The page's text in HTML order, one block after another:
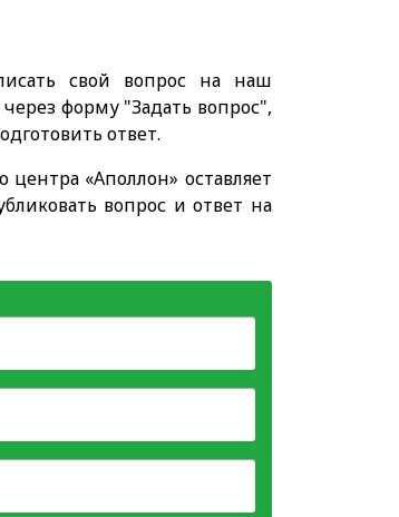
свой вопрос на наш
форму "Задать вопрос",
ответ.
«Аполлон» оставляет
вопрос и ответ на